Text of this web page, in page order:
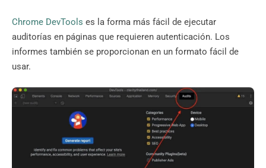
Chrome DevTools es la forma más fácil de ejecutar
auditorías en páginas que requieren autenticación. Los
informes también se proporcionan en un formato fácil de
usar.